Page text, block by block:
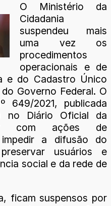
O Ministério da
Cidadania
suspendeu mais
uma vez os
procedimentos
operacionais e de
e do Cadastro Único
Governo Federal. O
649/2021, publicada
no Diário Oficial da
com ações de
a difusão do
usuários e
social e da rede de
ficam suspensos por